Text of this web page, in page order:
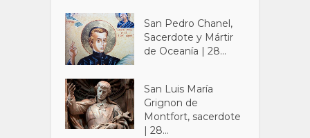
San Pedro Chanel,
Sacerdote y Mártir
de Oceanía | 28...
San Luis María
Grignon de
Montfort, sacerdote
| 28...